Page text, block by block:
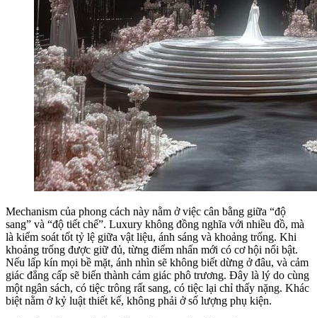
Mechanism của phong cách này nằm ở việc cân bằng giữa “độ
sang” và “độ tiết chế”. Luxury không đồng nghĩa với nhiều đồ, mà
là kiểm soát tốt tỷ lệ giữa vật liệu, ánh sáng và khoảng trống. Khi
khoảng trống được giữ đủ, từng điểm nhấn mới có cơ hội nổi bật.
Nếu lấp kín mọi bề mặt, ánh nhìn sẽ không biết dừng ở đâu, và cảm
giác đẳng cấp sẽ biến thành cảm giác phô trương. Đây là lý do cùng
một ngân sách, có tiệc trông rất sang, có tiệc lại chỉ thấy nặng. Khác
biệt nằm ở kỷ luật thiết kế, không phải ở số lượng phụ kiện.